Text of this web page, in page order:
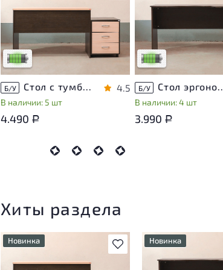
незначительные следы
эксплуатации, не влияющие
Низкая степень износа
Б/У Стол с тумбой ЛДСП Венге
В наличии: 5 шт
4.5
4.490 Р
У товара
незначительные следы
эксплуатации, не
на удобство его
использования
Низкая степень
Б/У Стол
В наличии: 4 шт
3.990 Р
Хиты раздела
В избранное
Новинка
незначительные следы
Новинка
У товара
незначительные